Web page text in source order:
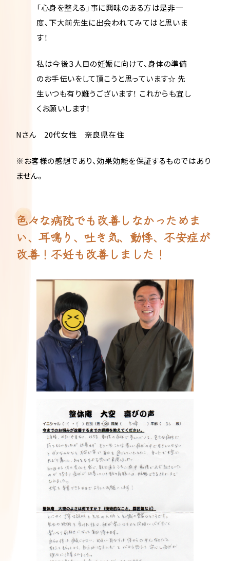
「心身を整える」事に興味のある方は是非一
度、下大前先生に出会われてみてはと思いま
す！
私は今後３人目の妊娠に向けて、身体の準備
のお手伝いをして頂こうと思っています☆ 先
生いつも有り難うございます！ これからも宜し
くお願いします！
Nさん 20代女性 奈良県在住
※お客様の感想であり、効果効能を保証するものではあり
ません。
色々な病院でも改善しなかっためま
い、耳鳴り、吐き気、動悸、不安症が
改善！不妊も改善しました！